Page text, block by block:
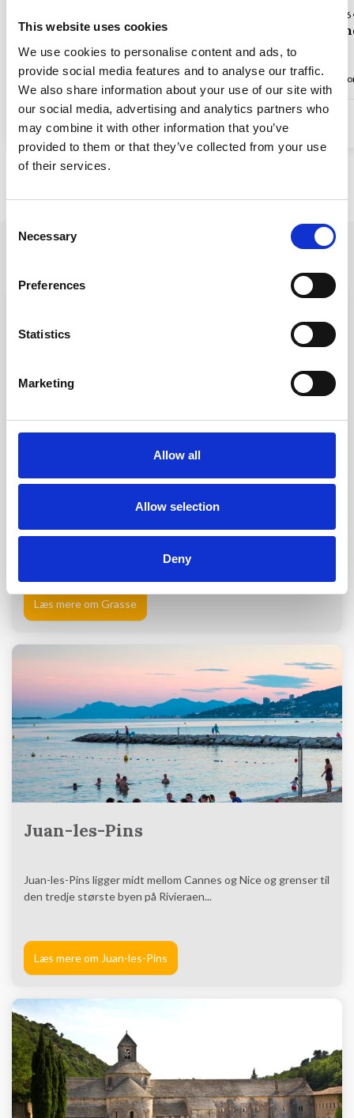
This website uses cookies
We use cookies to personalise content and ads, to
provide social media features and to analyse our traffic.
We also share information about your use of our site with
our social media, advertising and analytics partners who
may combine it with other information that you’ve
provided to them or that they’ve collected from your use
of their services.
Selection
Necessary
Preferences
Statistics
Marketing
Allow all
Allow selection
Deny
Ved marinaen i Mandelieu
Opp til 4 personer 2 soverom 1 baderom 100 m til kysten
4,9 (8)
4.400,03 DKK
fra4.206,03 DKK
Hus-ID
Ved
Opp til 4
Grasse
Læs mere om Grasse
Juan-les-Pins
Juan-les-Pins ligger midt mellom Cannes og Nice og grenser til
den tredje største byen på Rivieraen...
Læs mere om Juan-les-Pins